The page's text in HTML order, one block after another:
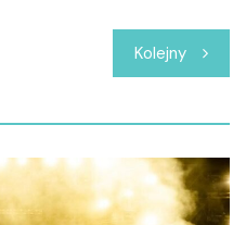
Kolejny